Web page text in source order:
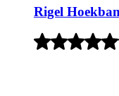
Rigel